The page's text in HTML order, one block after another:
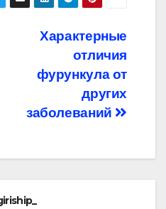
Характерные
отличия
фурункула от
других
заболеваний